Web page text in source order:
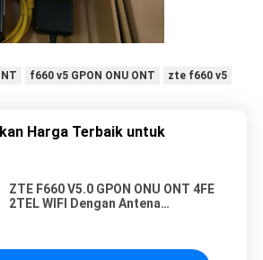
f660 v5 GPON ONU ONT zte f660 v5
Harga Terbaik untuk
ZTE F660 V5.0 GPON ONU ONT 4FE
2TEL WIFI Dengan Antena